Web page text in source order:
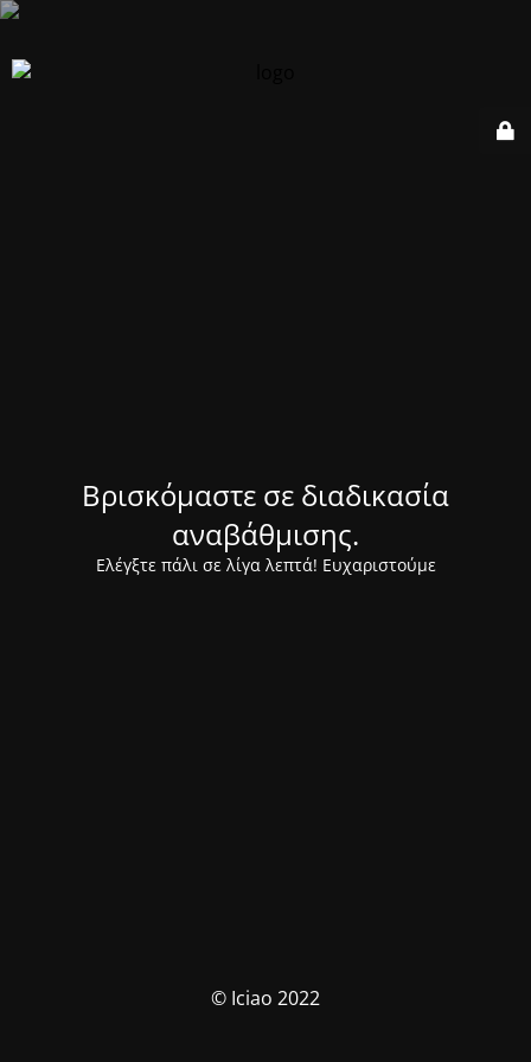
Βρισκόμαστε σε διαδικασία
αναβάθμισης.
Ελέγξτε πάλι σε λίγα λεπτά! Ευχαριστούμε
© Iciao 2022